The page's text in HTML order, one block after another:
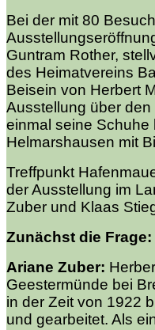
Bei der mit 80
Guntram Rother,
des Heimatvereins
Beisein von Herbert
Ausstellung über
einmal seine Schuhe
Helmarshausen mit
Treffpunkt
der Ausstellung im
Zuber und Klaas
Zunächst die
Ariane Zuber:
Geestermünde bei
in der Zeit von 1922
und gearbeitet. Als